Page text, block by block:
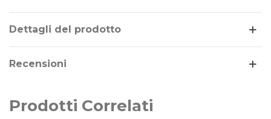
Dimensione: 13" (33cm)
Tipo Colore: metallizzati
Gonfiaggio: aria o elio
rendendoli una scelta ideale per ogni evento.
Perfetti per decorazioni di piccole e grandi
Dettagli del prodotto
Recensioni
Prodotti Correlati